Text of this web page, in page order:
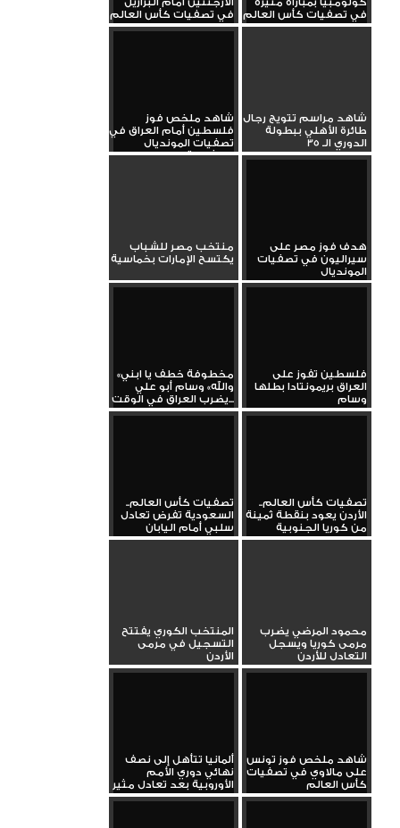
في تصفيات كأس العالم
في تصفيات كأس العالم
شاهد مراسم تتويج رجال
طائرة الأهلي ببطولة
الدوري الـ 35
شاهد ملخص فوز
فلسطين أمام العراق في
تصفيات المونديال
بمشاركة وسام...
هدف فوز مصر على
سيراليون في تصفيات
المونديال
منتخب مصر للشباب
يكتسح الإمارات بخماسية
فلسطين تفوز على
العراق بريمونتادا بطلها
وسام
«مخطوفة خطف يا ابني
والله» وسام أبو علي
يضرب العراق في الوقت...
تصفيات كأس العالم..
الأردن يعود بنقطة ثمينة
من كوريا الجنوبية
تصفيات كأس العالم..
السعودية تفرض تعادل
سلبي أمام اليابان
محمود المرضي يضرب
مرمى كوريا ويسجل
التعادل للأردن
المنتخب الكوري يفتتح
التسجيل في مرمى
الأردن
شاهد ملخص فوز تونس
على مالاوي في تصفيات
كأس العالم
ألمانيا تتأهل إلى نصف
نهائي دوري الأمم
الأوروبية بعد تعادل مثير
مع...